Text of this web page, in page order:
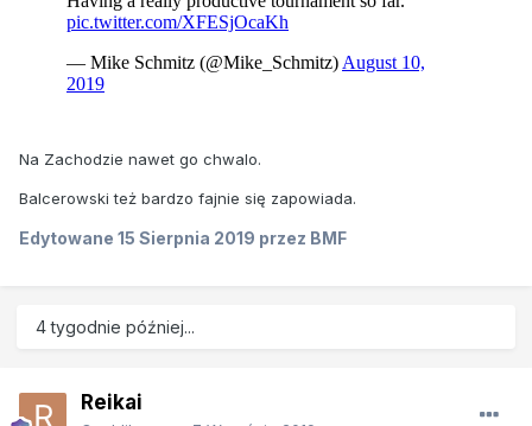
Na Zachodzie nawet go chwalo.
Balcerowski też bardzo fajnie się zapowiada.
Edytowane 15 Sierpnia 2019 przez BMF
4 tygodnie później...
Reikai